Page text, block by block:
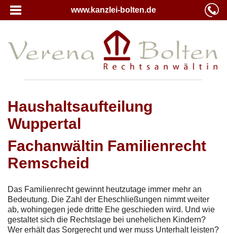
www.kanzlei-bolten.de
Haushaltsaufteilung
Wuppertal
Fachanwältin Familienrecht
Remscheid
Das Familienrecht gewinnt heutzutage immer mehr an
Bedeutung. Die Zahl der Eheschließungen nimmt weiter
ab, wohingegen jede dritte Ehe geschieden wird. Und wie
gestaltet sich die Rechtslage bei unehelichen Kindern?
Wer erhält das Sorgerecht und wer muss Unterhalt leisten?